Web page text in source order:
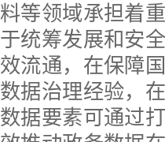
料等领域承担着
于统筹发展和安
效流通，在保障
数据治理经验，
数据要素可通过